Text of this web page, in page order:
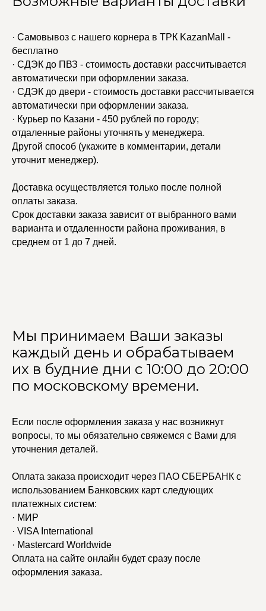
· Самовывоз с нашего корнера в ТРК KazanMall -
бесплатно
· СДЭК до ПВЗ - стоимость доставки рассчитывается
автоматически при оформлении заказа.
· СДЭК до двери - стоимость доставки рассчитывается
автоматически при оформлении заказа.
· Курьер по Казани - 450 рублей по городу;
отдаленные районы уточнять у менеджера.
Другой способ (укажите в комментарии, детали
уточнит менеджер).
Доставка осуществляется только после полной
оплаты заказа.
Срок доставки заказа зависит от выбранного вами
варианта и отдаленности района проживания, в
среднем от 1 до 7 дней.
Мы принимаем Ваши заказы
каждый день и обрабатываем
их в будние дни с 10:00 до 20:00
по московскому времени.
Если после оформления заказа у нас возникнут
вопросы, то мы обязательно свяжемся с Вами для
уточнения деталей.
Оплата заказа происходит через ПАО СБЕРБАНК с
использованием Банковских карт следующих
платежных систем:
· МИР
· VISA International
· Mastercard Worldwide
Оплата на сайте онлайн будет сразу после
оформления заказа.